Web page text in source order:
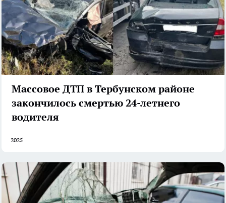
Массовое ДТП в Тербунском районе
закончилось смертью 24-летнего
водителя
2025